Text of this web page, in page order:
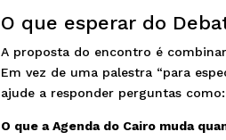
O que esperar do
A proposta do encontro é
Em vez de uma palestra “para
ajude a responder perguntas como:
O que a Agenda do Cairo muda